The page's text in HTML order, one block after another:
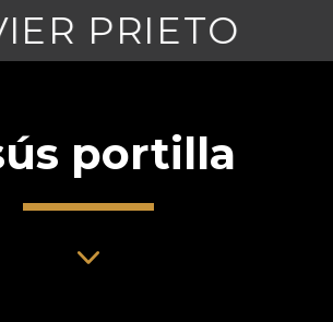
PRIETO
portilla